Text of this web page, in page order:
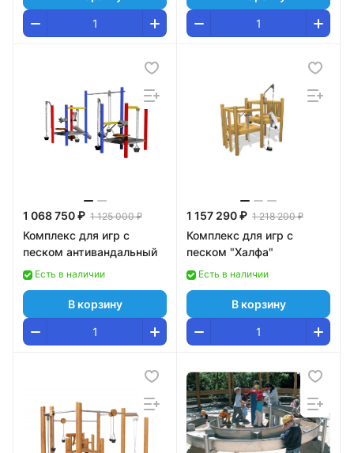
1 068 750 ₽ 1 125 000 ₽
Комплекс для игр с
песком антивандальный
Есть в наличии
В корзину
1 157 290 ₽ 1 218 200 ₽
Комплекс для игр с
песком "Халфа"
Есть в наличии
В корзину